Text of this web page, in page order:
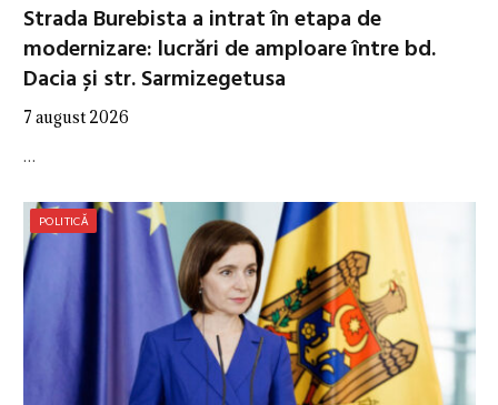
Strada Burebista a intrat în etapa de
modernizare: lucrări de amploare între bd.
Dacia și str. Sarmizegetusa
7 august 2026
…
POLITICĂ